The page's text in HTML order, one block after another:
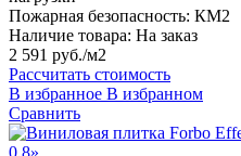
Пожарная безопасность: КМ2
Наличие товара: На заказ
2 591 руб./м2
Рассчитать стоимость
В избранное В избранном
Сравнить